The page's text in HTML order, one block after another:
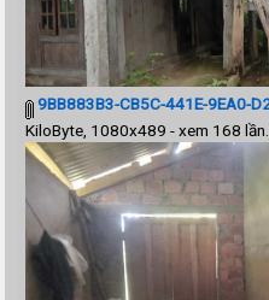
9BB883B3-CB5C-441E-9EA0-
KiloByte, 1080x489 - xem 168